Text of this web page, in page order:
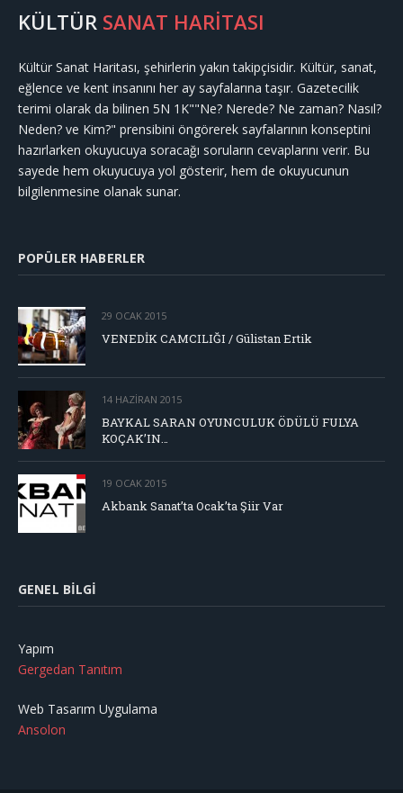
KÜLTÜR SANAT HARİTASI
Kültür Sanat Haritası, şehirlerin yakın takipçisidir. Kültür, sanat,
eğlence ve kent insanını her ay sayfalarına taşır. Gazetecilik
terimi olarak da bilinen 5N 1K""Ne? Nerede? Ne zaman? Nasıl?
Neden? ve Kim?" prensibini öngörerek sayfalarının konseptini
hazırlarken okuyucuya soracağı soruların cevaplarını verir. Bu
sayede hem okuyucuya yol gösterir, hem de okuyucunun
bilgilenmesine olanak sunar.
POPÜLER HABERLER
29 OCAK 2015
VENEDİK CAMCILIĞI / Gülistan Ertik
14 HAZIRAN 2015
BAYKAL SARAN OYUNCULUK ÖDÜLÜ FULYA
KOÇAK’IN…
19 OCAK 2015
Akbank Sanat’ta Ocak’ta Şiir Var
GENEL BILGI
Yapım
Gergedan Tanıtım
Web Tasarım Uygulama
Ansolon